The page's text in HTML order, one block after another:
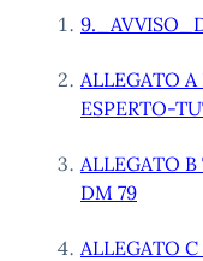
ALLEGATO
ESPERTO-
ALLEGATO B
DM 79
ALLEGATO